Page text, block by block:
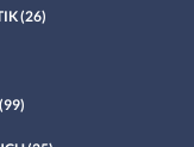
(26)
(99)